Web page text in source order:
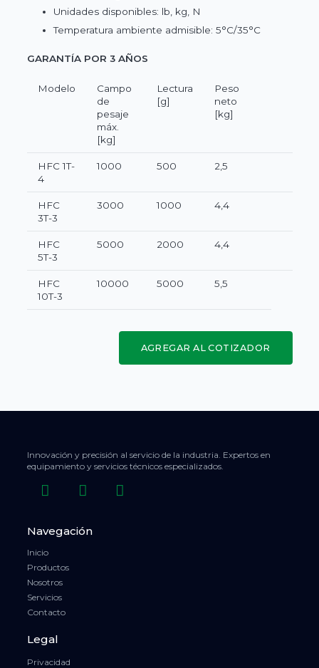
Unidades disponibles: lb, kg, N
Temperatura ambiente admisible: 5°C/35°C
GARANTÍA POR 3 AÑOS
Modelo
Campo
de
pesaje
máx.
[kg]
Lectura
[g]
Peso
neto
[kg]
HFC 1T-
4
1000 500 2,5
HFC
3T-3
3000 1000 4,4
HFC
5T-3
5000 2000 4,4
HFC
10T-3
10000 5000 5,5
AGREGAR AL COTIZADOR
Innovación y precisión al servicio de la industria. Expertos en
equipamiento y servicios técnicos especializados.
Navegación
Inicio
Productos
Nosotros
Servicios
Contacto
Legal
Privacidad